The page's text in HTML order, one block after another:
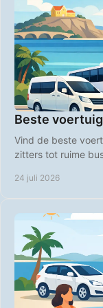
Beste
Vind de beste
zitters tot ruime
24 juli 2026